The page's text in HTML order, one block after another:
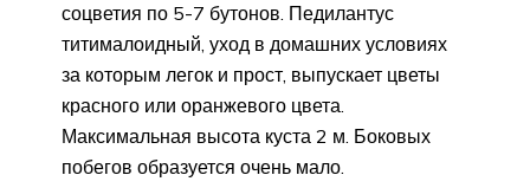
соцветия по 5-7 бутонов. Педилантус
титималоидный, уход в домашних условиях
за которым легок и прост, выпускает цветы
красного или оранжевого цвета.
Максимальная высота куста 2 м. Боковых
побегов образуется очень мало.